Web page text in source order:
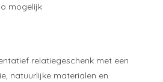
mogelijk
relatiegeschenk met een
natuurlijke materialen en